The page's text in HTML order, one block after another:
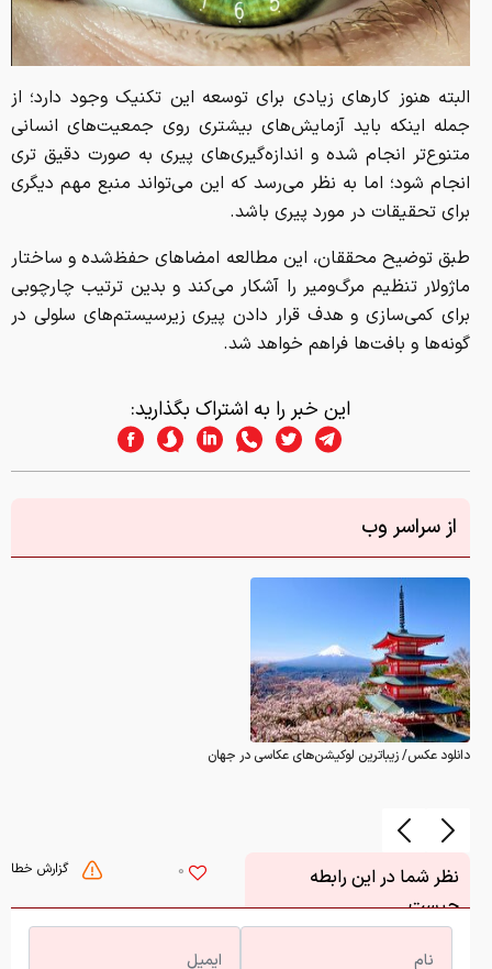
البته هنوز کارهای زیادی برای توسعه این تکنیک وجود دارد؛ از
جمله اینکه باید آزمایش‌های بیشتری روی جمعیت‌های انسانی
متنوع‌تر انجام شده و اندازه‌گیری‌های پیری به صورت دقیق تری
انجام شود؛ اما به نظر می‌رسد که این می‌تواند منبع مهم دیگری
برای تحقیقات در مورد پیری باشد.
طبق توضیح محققان، این مطالعه امضاهای حفظ‌شده و ساختار
ماژولار تنظیم مرگ‌ومیر را آشکار می‌کند و بدین ترتیب چارچوبی
برای کمی‌سازی و هدف قرار دادن پیری زیرسیستم‌های سلولی در
گونه‌ها و بافت‌ها فراهم خواهد شد.
این خبر را به اشتراک بگذارید:
از سراسر وب
دانلود عکس/ زیباترین لوکیشن‌های عکاسی در جهان
گزارش خطا 0
نظر شما در این رابطه
چیست